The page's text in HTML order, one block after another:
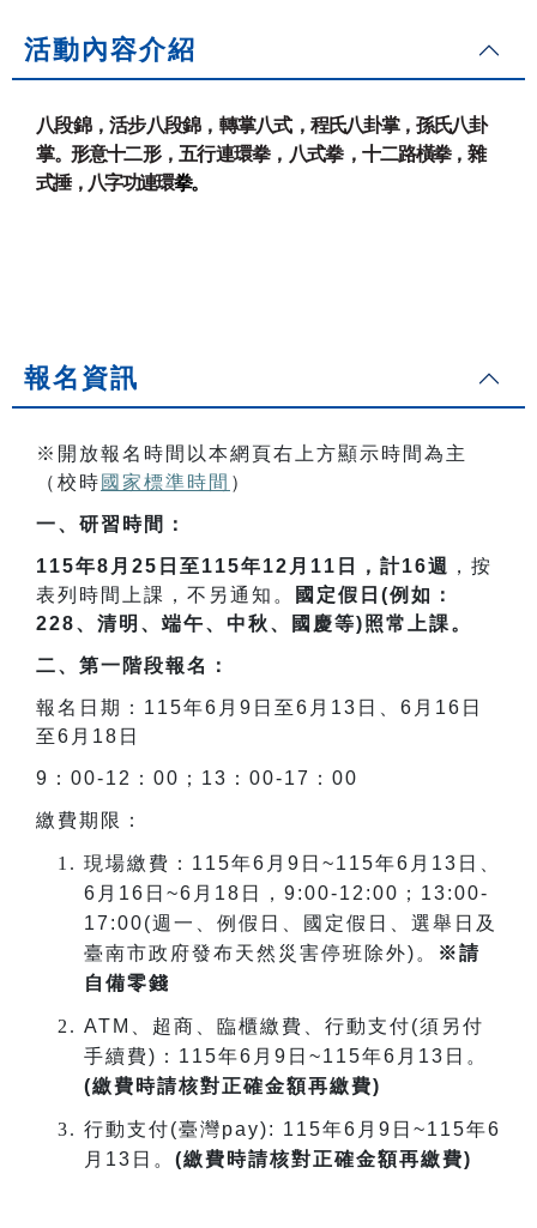
活動內容介紹
八段錦，活步八段錦，轉掌八式， 程氏八卦掌，孫氏八卦
掌。形意十二形，五行連環拳，八式拳，十二路橫拳，雜
式捶，八字功連環拳。
報名資訊
※開放報名時間以本網頁右上方顯示時間為主
（校時 國家標準時間 ）
一、研習時間：
115年8 月 25 日至115年12 月 11 日，計16週
，按
表列時間上課，不另通知。
國定假日 (例如：
228、清明、端午、中秋、國慶等)照常上課。
二、第一階段報名：
報名日期： 115年6 月 9 日至6 月 13 日、 6 月 16 日
至6 月 18 日
9 ： 00-12 ： 00 ； 13 ： 00-17 ： 00
繳費期限：
現場繳費： 115年6 月 9 日 ~115年6 月 13 日、
6 月 16 日 ~6 月 18 日， 9:00-12:00 ； 13:00-
17:00(週一、例假日、國定假日、選舉日及
臺南市政府發布天然災害停班除外) 。
※請
自備零錢
ATM 、超商、臨櫃繳費、行動支付(須另付
手續費) ： 115年6 月 9 日 ~115年6 月 13 日。
(繳費時請核對正確金額再繳費)
行動支付(臺灣pay): 115年6 月 9 日 ~115年6
月 13 日。 (繳費時請核對正確金額再繳費)